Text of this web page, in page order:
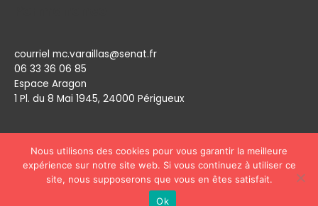
courriel mc.varaillas@senat.fr
06 33 36 06 85
Espace Aragon
1 Pl. du 8 Mai 1945, 24000 Périgueux​
Copyright © 2026Marie Claude Varaillas
Nous utilisons des cookies pour vous garantir la meilleure
expérience sur notre site web. Si vous continuez à utiliser ce
site, nous supposerons que vous en êtes satisfait.
Ok